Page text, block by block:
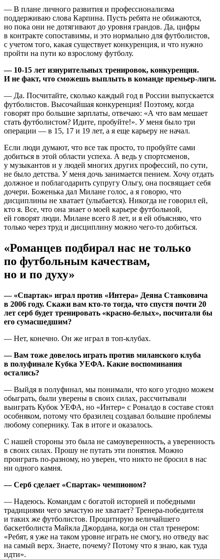
— В плане личного развития и профессионализма
поддерживаю слова Карпина. Пусть ребята не обижаются,
но пока они не дотягивают до уровня грандов. Да, цифры
в контракте сопоставимы, и это нормально для футболистов,
с учетом того, какая существует конкуренция, и что нужно
пройти на пути ко взрослому футболу.
— 10-15 лет изнурительных тренировок, конкуренция.
И не факт, что сможешь выплыть в команде премьер-лиги.
— Да. Посчитайте, сколько каждый год в России выпускается
футболистов. Высочайшая конкуренция! Поэтому, когда
говорят про большие зарплаты, отвечаю: «А что вам мешает
стать футболистом? Идите, пробуйте!». У меня было три
операции — в 15, 17 и 19 лет, а я еще карьеру не начал.
Если люди думают, что все так просто, то пробуйте сами
добиться в этой области успеха. А ведь у спортсменов,
у музыкантов и у людей многих других профессий, по сути,
не было детства. У меня дочь занимается пением. Хочу отдать
должное и поблагодарить супругу Ольгу, она посвящает себя
дочери. Боженька дал Милане голос, а я говорю, что
дисциплины не хватает (улыбается). Никогда не говорил ей,
кто я. Все, что она знает о моей карьере футбольной,
ей говорят люди. Милане всего 8 лет, и я ей объясняю, что
только через труд и дисциплину можно чего-то добиться.
«Романцев подбирал нас не только
по футбольным качествам,
но и по духу»
— «Спартак» играл против «Интера» Деяна Станковича
в 2006 году. Скажи вам кто-то тогда, что спустя почти 20
лет серб будет тренировать «красно-белых», посчитали бы
его сумасшедшим?
— Нет, конечно. Он же играл в топ-клубах.
— Вам тоже довелось играть против миланского клуба
в полуфинале Кубка УЕФА. Какие воспоминания
остались?
— Выйдя в полуфинал, мы понимали, что кого угодно можем
обыграть, были уверены в своих силах, рассчитывали
выиграть Кубок УЕФА, но «Интер» с Роналдо в составе стоял
особняком, потому что бразилец создавал большие проблемы
любому сопернику. Так в итоге и оказалось.
С нашей стороны это была не самоуверенность, а уверенность
в своих силах. Прошу не путать эти понятия. Можно
проиграть по-разному, но уверен, что никто не бросил в нас
ни одного камня.
— Серб сделает «Спартак» чемпионом?
— Надеюсь. Командам с богатой историей и победными
традициями чего зачастую не хватает? Тренера-победителя
и таких же футболистов. Процитирую величайшего
баскетболиста Майкла Джордана, когда он стал тренером:
«Ребят, я уже на таком уровне играть не смогу, но отведу вас
на самый верх. Знаете, почему? Потому что я знаю, как туда
идти».